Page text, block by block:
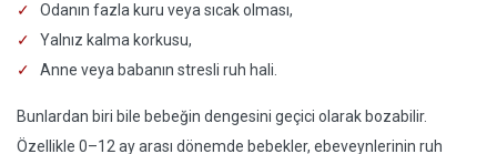
Odanın fazla kuru veya sıcak olması,
Yalnız kalma korkusu,
Anne veya babanın stresli ruh hali.
Bunlardan biri bile bebeğin dengesini geçici olarak bozabilir.
Özellikle 0–12 ay arası dönemde bebekler, ebeveynlerinin ruh